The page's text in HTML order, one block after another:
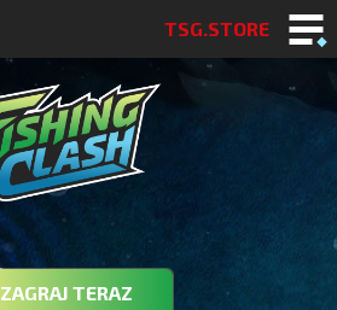
TSG.STORE
ZAGRAJ TERAZ